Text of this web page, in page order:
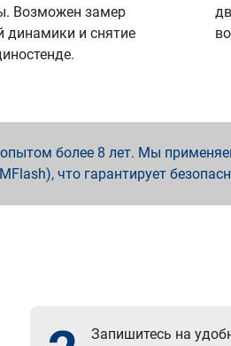
Возможен замер
динамики и снятие
более 8 лет. Мы
что гарантирует
Запишитесь на